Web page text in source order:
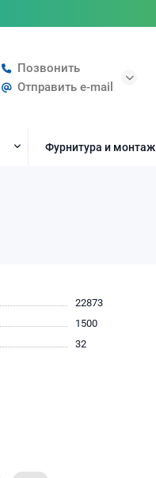
Позвонить
Отправить e-mail
Фурнитура и монтаж
22873
1500
32